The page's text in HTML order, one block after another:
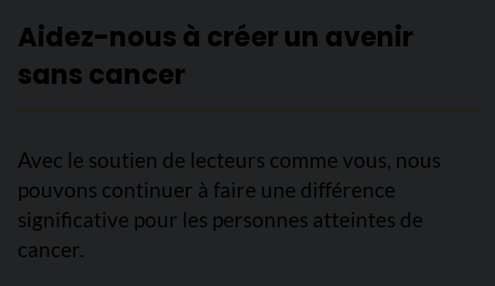
Aidez-nous à créer un avenir
sans cancer
Avec le soutien de lecteurs comme vous, nous
pouvons continuer à faire une différence
significative pour les personnes atteintes de
cancer.